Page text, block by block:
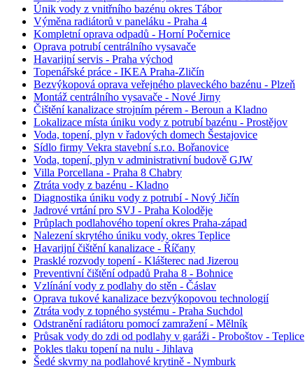
Únik vody z vnitřního bazénu okres Tábor
Výměna radiátorů v paneláku - Praha 4
Kompletní oprava odpadů - Horní Počernice
Oprava potrubí centrálního vysavače
Havarijní servis - Praha východ
Topenářské práce - IKEA Praha-Zličín
Bezvýkopová oprava veřejného plaveckého bazénu - Plzeň
Montáž centrálního vysavače - Nové Jirny
Čištění kanalizace strojním pérem - Beroun a Kladno
Lokalizace místa úniku vody z potrubí bazénu - Prostějov
Voda, topení, plyn v řadových domech Šestajovice
Sídlo firmy Vekra stavební s.r.o. Bořanovice
Voda, topení, plyn v administrativní budově GJW
Villa Porcellana - Praha 8 Chabry
Ztráta vody z bazénu - Kladno
Diagnostika úniku vody z potrubí - Nový Jičín
Jadrové vrtání pro SVJ - Praha Koloděje
Průplach podlahového topení okres Praha-západ
Nalezení skrytého úniku vody, okres Teplice
Havarijní čištění kanalizace - Říčany
Prasklé rozvody topení - Klášterec nad Jizerou
Preventivní čištění odpadů Praha 8 - Bohnice
Vzlínání vody z podlahy do stěn - Čáslav
Oprava tukové kanalizace bezvýkopovou technologií
Ztráta vody z topného systému - Praha Suchdol
Odstranění radiátoru pomocí zamražení - Mělník
Průsak vody do zdi od podlahy v garáži - Proboštov - Teplice
Pokles tlaku topení na nulu - Jihlava
Šedé skvrny na podlahové krytině - Nymburk